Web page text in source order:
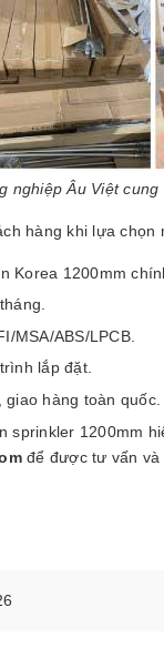
nghiệp Âu Việt
hàng khi lựa chọn
Korea 1200mm
MSA/ABS/LPCB.
lắp đặt.
hàng toàn quốc.
sprinkler 1200mm
để được tư vấn và